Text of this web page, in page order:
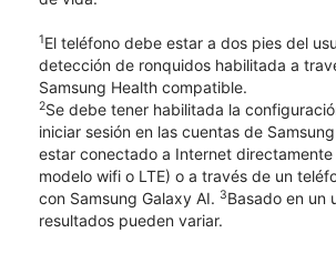
1El teléfono debe estar a dos pies del
detección de ronquidos habilitada a
Samsung Health compatible.
2Se debe tener habilitada la
iniciar sesión en las cuentas de
estar conectado a Internet
modelo wifi o LTE) o a través de un
con Samsung Galaxy AI. 3Basado en un
resultados pueden variar.